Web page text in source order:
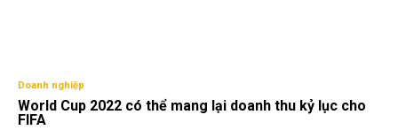
Doanh nghiệp
World Cup 2022 có thể mang lại doanh thu kỷ lục cho
FIFA